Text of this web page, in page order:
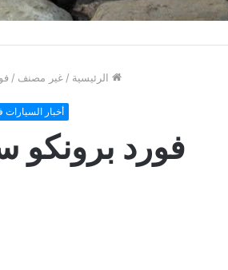
الرئيسية / غير مصنف /
أخبار
فورد برونكو